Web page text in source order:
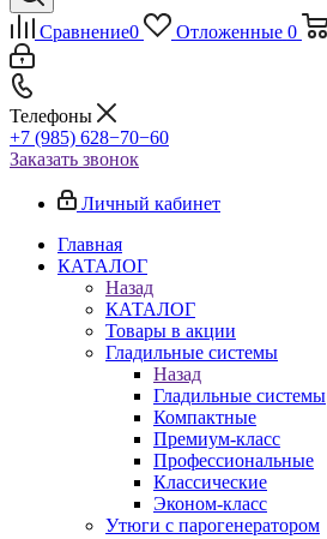
Сравнение0 Отложенные 0
Телефоны
+7 (985) 628−70−60
Заказать звонок
Личный кабинет
Главная
КАТАЛОГ
Назад
КАТАЛОГ
Товары в акции
Гладильные системы
Назад
Гладильные системы
Компактные
Премиум-класс
Профессиональные
Классические
Эконом-класс
Утюги с парогенератором